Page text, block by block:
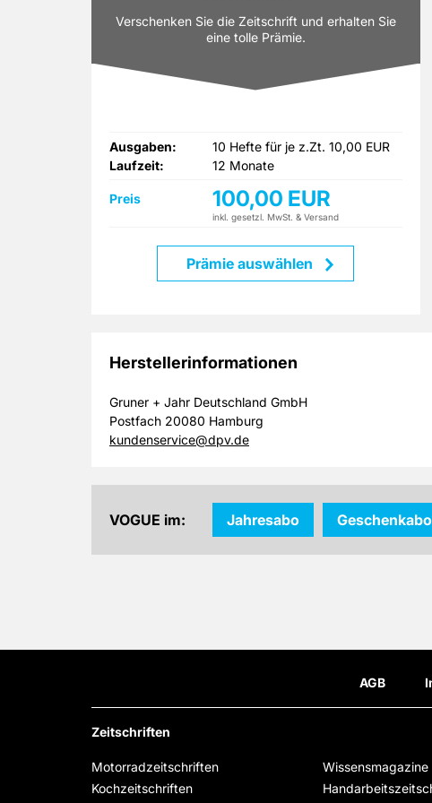
Verschenken Sie die Zeitschrift und erhalten Sie
eine tolle Prämie.
Ausgaben:
10 Hefte für je z.Zt. 10,00 EUR
Laufzeit:
12 Monate
Preis 100,00 EUR
inkl. gesetzl. MwSt. & Versand
Prämie auswählen
Herstellerinformationen
Gruner + Jahr Deutschland GmbH
Postfach 20080 Hamburg
kundenservice@dpv.de
VOGUE im: Jahresabo Geschenkabo
AGB
Zeitschriften
Motorradzeitschriften Wissensmagazine
Kochzeitschriften